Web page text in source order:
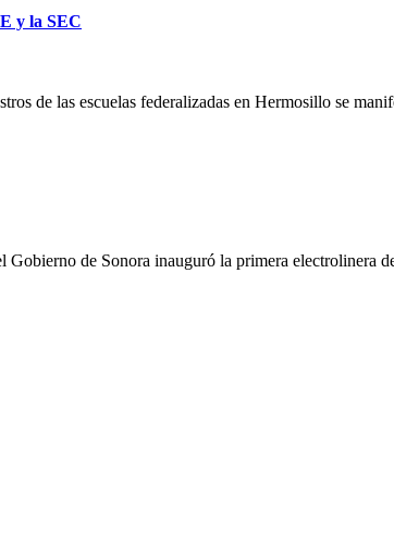
y la SEC
de las escuelas federalizadas en Hermosillo se
de Sonora inauguró la primera